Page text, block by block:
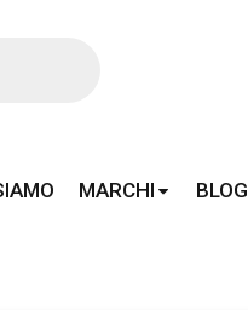
MARCHI BLOG